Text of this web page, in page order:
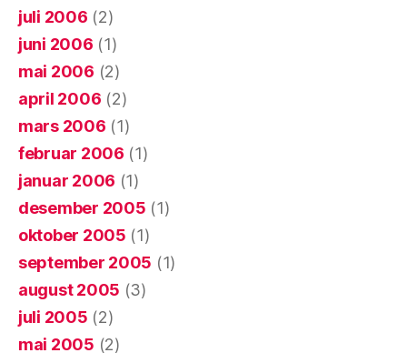
juli 2006 (2)
juni 2006 (1)
mai 2006 (2)
april 2006 (2)
mars 2006 (1)
februar 2006 (1)
januar 2006 (1)
desember 2005 (1)
oktober 2005 (1)
september 2005 (1)
august 2005 (3)
juli 2005 (2)
mai 2005 (2)